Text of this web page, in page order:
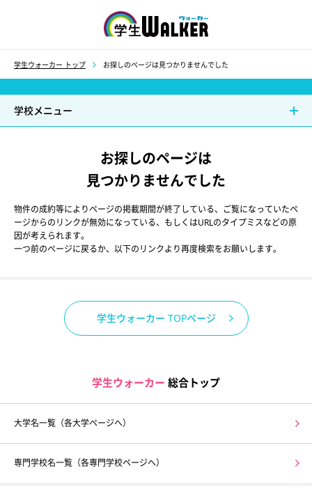
学生ウォーカー トップ お探しのページは見つかりませんでした
学校メニュー
お探しのページは
見つかりませんでした
物件の成約等によりページの掲載期間が終了している、ご覧になっていたペ
ージからのリンクが無効になっている、もしくはURLのタイプミスなどの原
因が考えられます。
一つ前のページに戻るか、以下のリンクより再度検索をお願いします。
学生ウォーカー TOPページ
学生ウォーカー 総合トップ
大学名一覧（各大学ページへ）
専門学校名一覧（各専門学校ページへ）